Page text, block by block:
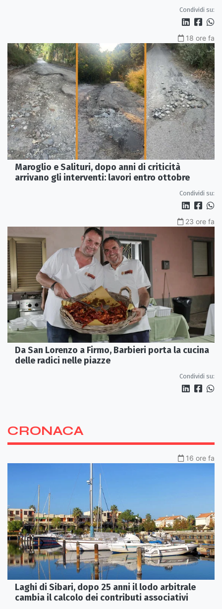
Condividi su:
18 ore fa
Maroglio e Salituri, dopo anni di criticità
arrivano gli interventi: lavori entro ottobre
Condividi su:
23 ore fa
Da San Lorenzo a Firmo, Barbieri porta la cucina
delle radici nelle piazze
Condividi su:
CRONACA
16 ore fa
Laghi di Sibari, dopo 25 anni il lodo arbitrale
cambia il calcolo dei contributi associativi